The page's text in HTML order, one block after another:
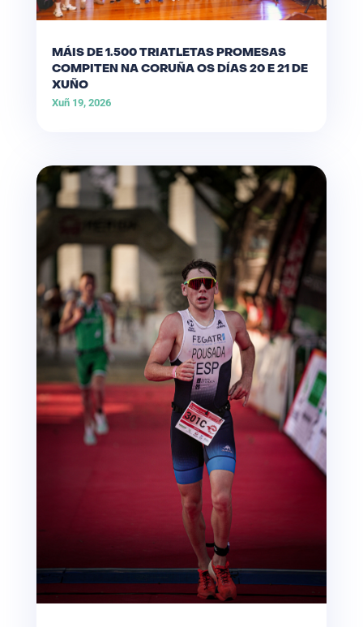
MÁIS DE 1.500 TRIATLETAS PROMESAS
COMPITEN NA CORUÑA OS DÍAS 20 E 21 DE
XUÑO
Xuñ 19, 2026